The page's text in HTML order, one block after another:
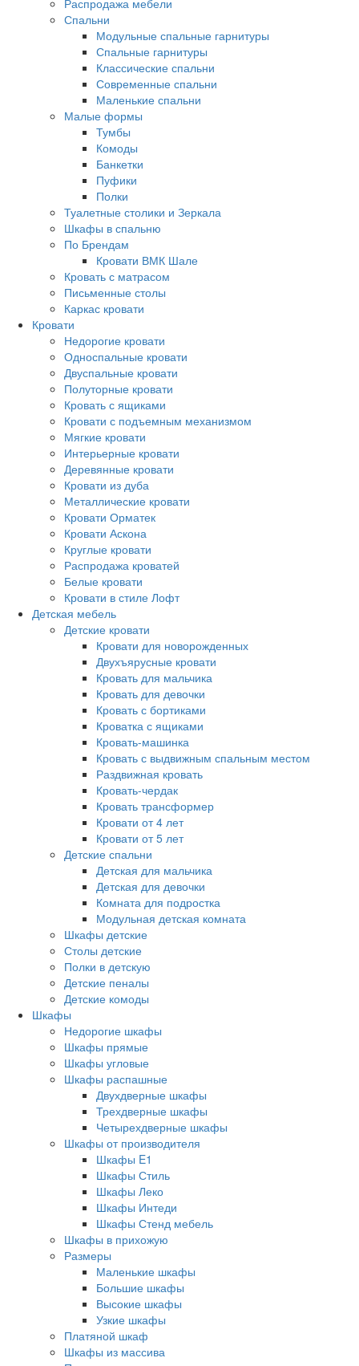
Распродажа мебели
Спальни
Модульные спальные гарнитуры
Спальные гарнитуры
Классические спальни
Современные спальни
Маленькие спальни
Малые формы
Тумбы
Комоды
Банкетки
Пуфики
Полки
Туалетные столики и Зеркала
Шкафы в спальню
По Брендам
Кровати ВМК Шале
Кровать с матрасом
Письменные столы
Каркас кровати
Кровати
Недорогие кровати
Односпальные кровати
Двуспальные кровати
Полуторные кровати
Кровать с ящиками
Кровати с подъемным механизмом
Мягкие кровати
Интерьерные кровати
Деревянные кровати
Кровати из дуба
Металлические кровати
Кровати Орматек
Кровати Аскона
Круглые кровати
Распродажа кроватей
Белые кровати
Кровати в стиле Лофт
Детская мебель
Детские кровати
Кровати для новорожденных
Двухъярусные кровати
Кровать для мальчика
Кровать для девочки
Кровать с бортиками
Кроватка с ящиками
Кровать-машинка
Кровать с выдвижным спальным местом
Раздвижная кровать
Кровать-чердак
Кровать трансформер
Кровати от 4 лет
Кровати от 5 лет
Детские спальни
Детская для мальчика
Детская для девочки
Комната для подростка
Модульная детская комната
Шкафы детские
Столы детские
Полки в детскую
Детские пеналы
Детские комоды
Шкафы
Недорогие шкафы
Шкафы прямые
Шкафы угловые
Шкафы распашные
Двухдверные шкафы
Трехдверные шкафы
Четырехдверные шкафы
Шкафы от производителя
Шкафы E1
Шкафы Стиль
Шкафы Леко
Шкафы Интеди
Шкафы Стенд мебель
Шкафы в прихожую
Размеры
Маленькие шкафы
Большие шкафы
Высокие шкафы
Узкие шкафы
Платяной шкаф
Шкафы из массива